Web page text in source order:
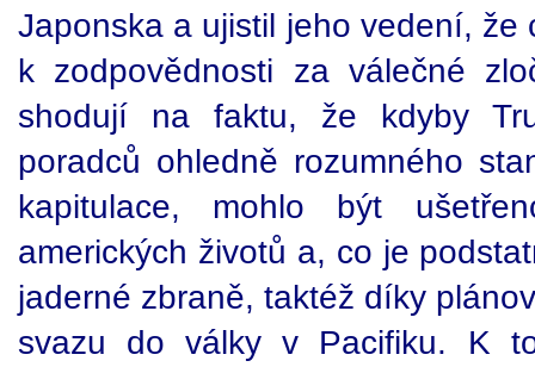
Japonska a ujistil jeho vedení,
k zodpovědnosti za válečné
shodují na faktu, že kdyby
poradců ohledně rozumného
kapitulace, mohlo být
amerických životů a, co je
jaderné zbraně, taktéž díky
svazu do války v Pacifiku. K